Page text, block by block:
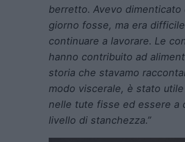
berretto. Avevo dimenticato
giorno fosse, ma era difficile
continuare a lavorare. Le
hanno contribuito ad
storia che stavamo
modo viscerale, è stato
nelle tute fisse ed essere a
livello di stanchezza.”